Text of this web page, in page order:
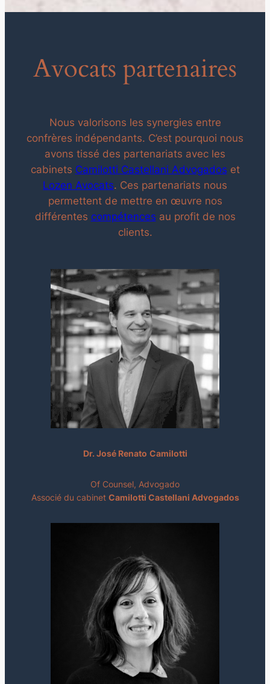
Avocats partenaires
Nous valorisons les synergies entre
confrères indépendants. C’est pourquoi nous
avons tissé des partenariats avec les
cabinets Camilotti Castellani Advogados et
Lozen Avocats. Ces partenariats nous
permettent de mettre en œuvre nos
différentes compétences au profit de nos
clients.
Dr. José Renato Camilotti
Of Counsel, Advogado
Associé du cabinet Camilotti Castellani Advogados